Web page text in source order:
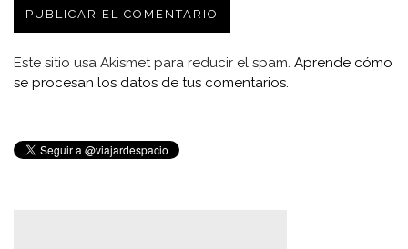
Este sitio usa Akismet para reducir el spam. Aprende cómo
se procesan los datos de tus comentarios.